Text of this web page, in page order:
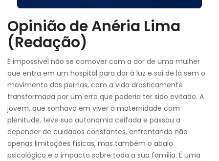
Opinião de Anéria Lima
(Redação)
É impossível não se comover com a dor de uma mulher
que entra em um hospital para dar à luz e sai de lá sem o
movimento das pernas, com a vida drasticamente
transformada por um erro que poderia ter sido evitado. A
jovem, que sonhava em viver a maternidade com
plenitude, teve sua autonomia ceifada e passou a
depender de cuidados constantes, enfrentando não
apenas limitações físicas, mas também o abalo
psicológico e o impacto sobre toda a sua família. É uma